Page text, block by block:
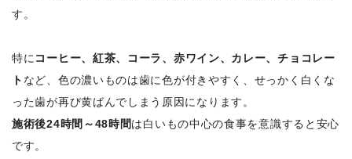
す。
特に コーヒー、紅茶、コーラ、赤ワイン、カレー、チョコレー
ト など、色の濃いものは歯に色が付きやすく、せっかく白くな
った歯が再び黄ばんでしまう原因になります。
施術後24時間～48時間は白いもの中心の食事を意識すると安心
です。